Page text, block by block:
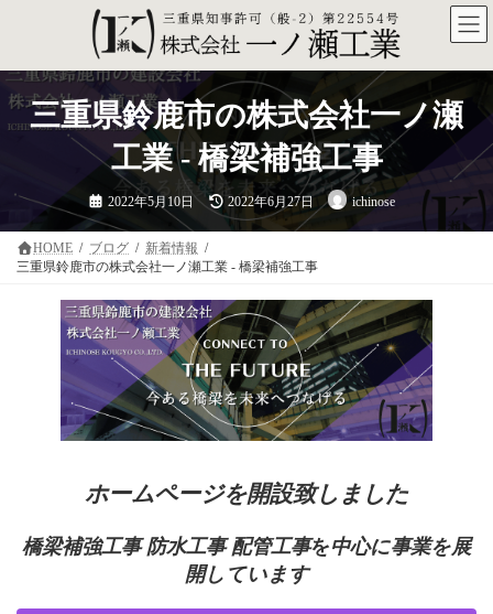
ン
へ
ス
ー
ョ
ン
三重県鈴鹿市の株式会社一ノ瀬
工業 - 橋梁補強工事
2022年5月10日
最
終
更
新
時
:
2022年6月27日 ichinose
HOME ブログ
新着情報
三重県鈴鹿市の株式会社一ノ瀬工業 - 橋梁補強工事
ホームページを開設致しました
橋梁補強工事 防水工事 配管工事を中心に事業を展
開しています